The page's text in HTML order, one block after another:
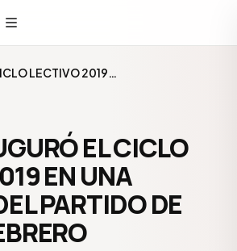
LECTIVO 2019…
EL CICLO
EN UNA
PARTIDO DE